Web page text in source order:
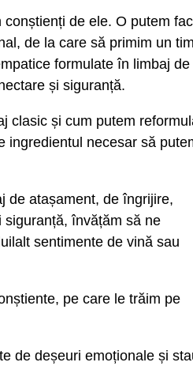
de ele. O putem
de la care să primim un
formulate în limbaj de
și siguranță.
clasic și cum putem
ingredientul necesar să
de atașament, de îngrijire,
învățăm să ne
sentimente de vină sau
pe care le trăim pe
de deșeuri emoționale și